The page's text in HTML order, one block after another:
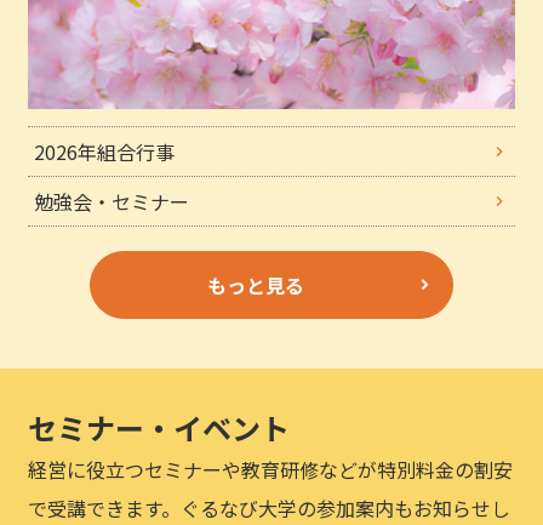
2026年組合行事
勉強会・セミナー
もっと見る
セミナー・イベント
経営に役立つセミナーや教育研修などが特別料金の割安
で受講できます。ぐるなび大学の参加案内もお知らせし